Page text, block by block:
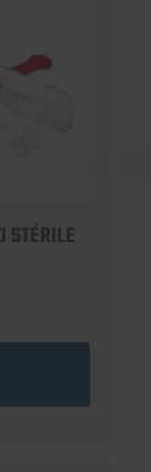
STÉRILE